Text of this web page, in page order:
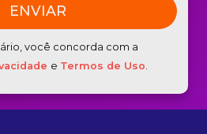
você concorda com a
e Termos de Uso.